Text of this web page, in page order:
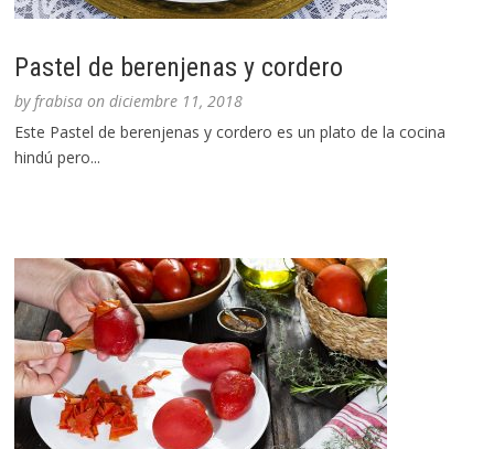
Pastel de berenjenas y cordero
byfrabisa ondiciembre 11, 2018
Este Pastel de berenjenas y cordero es un plato de la cocina
hindú pero...